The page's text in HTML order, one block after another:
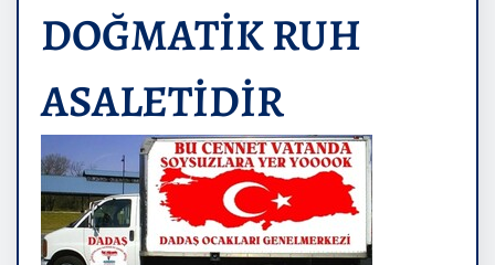
DOĞMATİK RUH
ASALETİDİR